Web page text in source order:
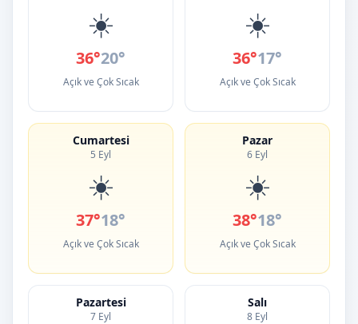
☀️
36°20°
Açık ve Çok Sıcak
☀️
36°17°
Açık ve Çok Sıcak
Cumartesi
5 Eyl
☀️
37°18°
Açık ve Çok Sıcak
Pazar
6 Eyl
☀️
38°18°
Açık ve Çok Sıcak
Pazartesi
7 Eyl
Salı
8 Eyl